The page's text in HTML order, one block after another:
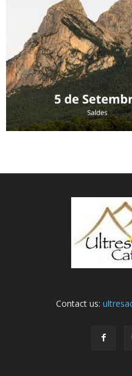
Contact us: